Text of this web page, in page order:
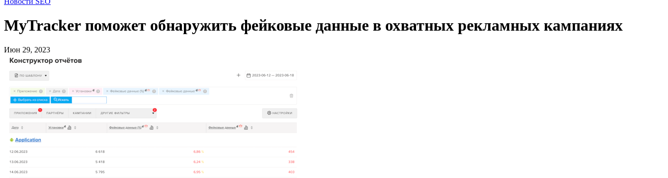
MyTracker поможет обнаружить фейковые данные в охватных рекламных кампаниях
Июн 29, 2023